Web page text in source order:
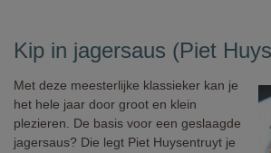
Kip in jagersaus (Piet
Met deze meesterlijke klassieker kan je
het hele jaar door groot en klein
plezieren. De basis voor een geslaagde
jagersaus? Die legt Piet Huysentruyt je